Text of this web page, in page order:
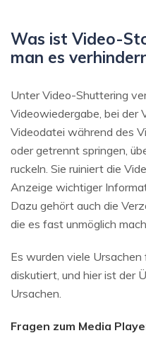
Was ist Video-
man es
Unter Video-Shuttering
Videowiedergabe, bei der
Videodatei während des
oder getrennt springen,
ruckeln. Sie ruiniert die
Anzeige wichtiger
Dazu gehört auch die
die es fast unmöglich
Es wurden viele
diskutiert, und hier ist der
Ursachen.
Fragen zum Media